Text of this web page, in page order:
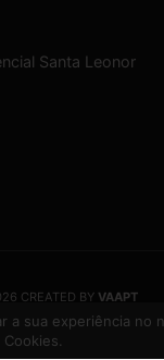
Santa Leonor
CREATED BY VAAPT
a sua experiência no